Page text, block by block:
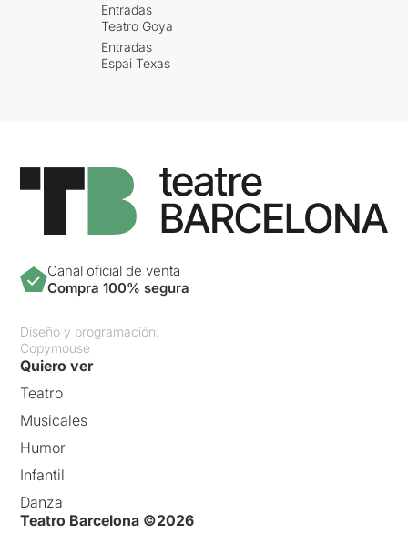
Entradas
Teatro Goya
Entradas
Espai Texas
Canal oficial de venta
Compra 100% segura
Diseño y programación:
Copymouse
Quiero ver
Teatro
Musicales
Humor
Infantil
Danza
Teatro Barcelona ©2026